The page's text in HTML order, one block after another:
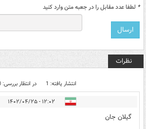
* لطفا عدد مقابل را در جعبه متن وارد کنید
نظرات
انتشار یافته: 1 در انتظار بررسی: 0
۱۲:۰۲ - ۱۴۰۲/۰۴/۲۵
گیلان جان